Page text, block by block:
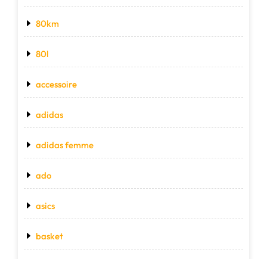
80km
80l
accessoire
adidas
adidas femme
ado
asics
basket